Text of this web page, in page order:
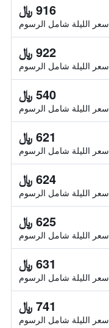
916 ﷼
سعر الليلة شامل الرسوم
922 ﷼
سعر الليلة شامل الرسوم
540 ﷼
سعر الليلة شامل الرسوم
621 ﷼
سعر الليلة شامل الرسوم
624 ﷼
سعر الليلة شامل الرسوم
625 ﷼
سعر الليلة شامل الرسوم
631 ﷼
سعر الليلة شامل الرسوم
741 ﷼
سعر الليلة شامل الرسوم